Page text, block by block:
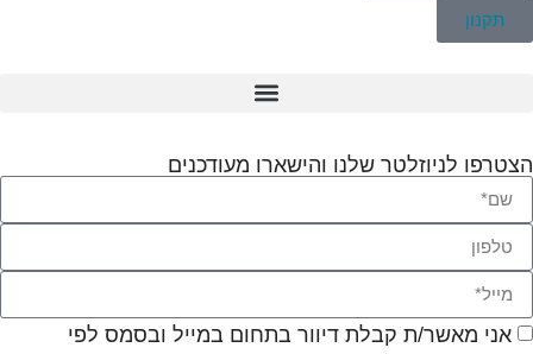
תקנון
הצטרפו לניוזלטר שלנו והישארו מעודכנים
אני מאשר/ת קבלת דיוור בתחום במייל ובסמס לפי